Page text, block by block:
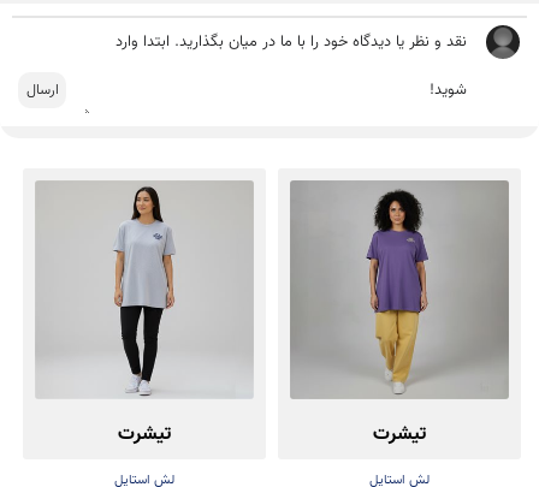
تیشرت
لش استایل
تیشرت
لش استایل